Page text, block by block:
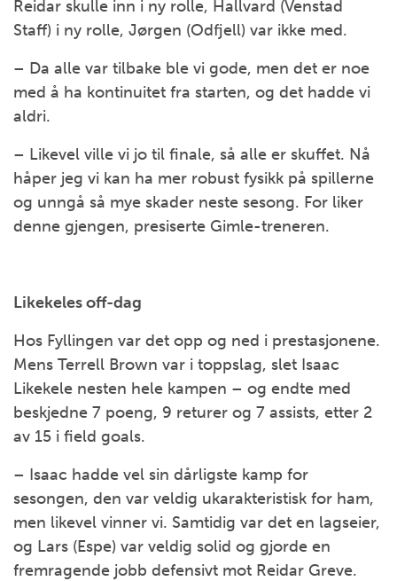
Reidar skulle inn i ny rolle, Hallvard (Venstad
Staff) i ny rolle, Jørgen (Odfjell) var ikke med.
– Da alle var tilbake ble vi gode, men det er noe
med å ha kontinuitet fra starten, og det hadde vi
aldri.
– Likevel ville vi jo til finale, så alle er skuffet. Nå
håper jeg vi kan ha mer robust fysikk på spillerne
og unngå så mye skader neste sesong. For liker
denne gjengen, presiserte Gimle-treneren.
Likekeles off-dag
Hos Fyllingen var det opp og ned i prestasjonene.
Mens Terrell Brown var i toppslag, slet Isaac
Likekele nesten hele kampen – og endte med
beskjedne 7 poeng, 9 returer og 7 assists, etter 2
av 15 i field goals.
– Isaac hadde vel sin dårligste kamp for
sesongen, den var veldig ukarakteristisk for ham,
men likevel vinner vi. Samtidig var det en lagseier,
og Lars (Espe) var veldig solid og gjorde en
fremragende jobb defensivt mot Reidar Greve.